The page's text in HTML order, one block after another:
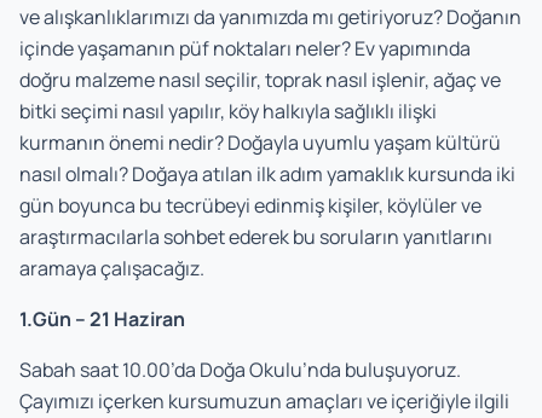
ve alışkanlıklarımızı da yanımızda mı getiriyoruz? Doğanın
içinde yaşamanın püf noktaları neler? Ev yapımında
doğru malzeme nasıl seçilir, toprak nasıl işlenir, ağaç ve
bitki seçimi nasıl yapılır, köy halkıyla sağlıklı ilişki
kurmanın önemi nedir? Doğayla uyumlu yaşam kültürü
nasıl olmalı? Doğaya atılan ilk adım yamaklık kursunda iki
gün boyunca bu tecrübeyi edinmiş kişiler, köylüler ve
araştırmacılarla sohbet ederek bu soruların yanıtlarını
aramaya çalışacağız.
1.Gün – 21 Haziran
Sabah saat 10.00’da Doğa Okulu’nda buluşuyoruz.
Çayımızı içerken kursumuzun amaçları ve içeriğiyle ilgili